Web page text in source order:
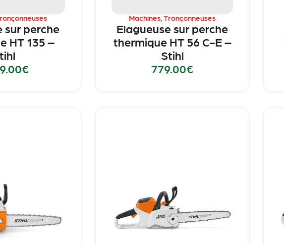
sur perche
HT 135 –
€
Machines ,Tronçonneuses
Elagueuse sur perche
thermique HT 56 C-E –
Stihl
779.00€